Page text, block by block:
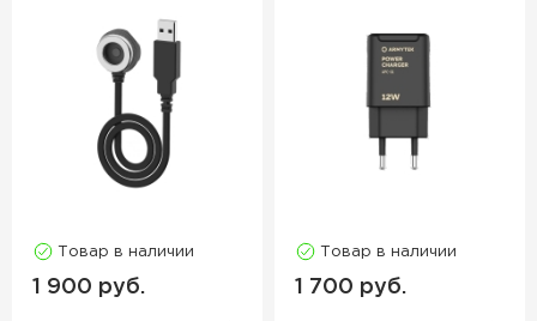
Товар в наличии
1 900 руб.
Товар в наличии
1 700 руб.